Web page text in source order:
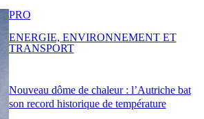
Nouveau dôme de chaleur : l’Autriche bat
son record historique de température
PRO
ENERGIE, ENVIRONNEMENT ET
TRANSPORT